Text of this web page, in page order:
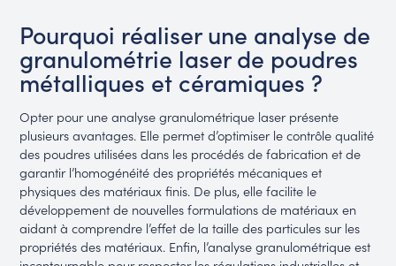
Pourquoi réaliser une analyse de
granulométrie laser de poudres
métalliques et céramiques ?
Opter pour une analyse granulométrique laser présente
plusieurs avantages. Elle permet d’optimiser le contrôle qualité
des poudres utilisées dans les procédés de fabrication et de
garantir l’homogénéité des propriétés mécaniques et
physiques des matériaux finis. De plus, elle facilite le
développement de nouvelles formulations de matériaux en
aidant à comprendre l’effet de la taille des particules sur les
propriétés des matériaux. Enfin, l’analyse granulométrique est